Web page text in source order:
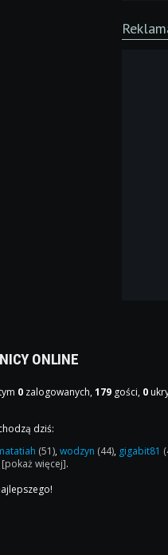
ONLINE
0 zalogowanych,179 gości, 0
dziś:
(51),wodzyn (44), gigabit81
[pokaż więcej].